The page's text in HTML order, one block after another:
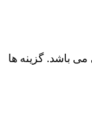
می باشد. گزینه ها